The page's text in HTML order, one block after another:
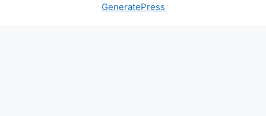
GeneratePress